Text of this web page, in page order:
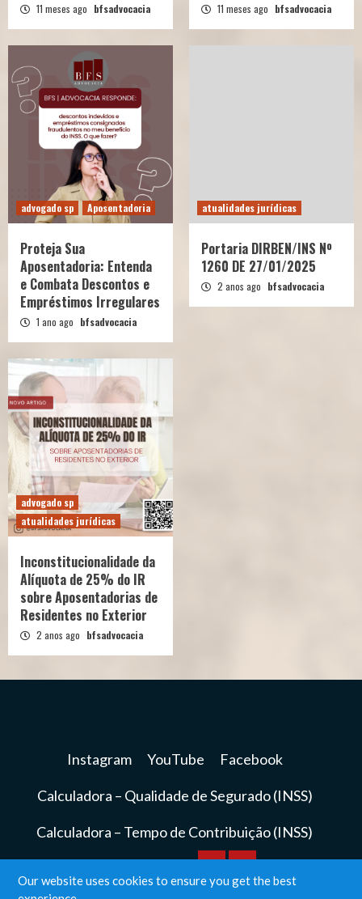
11 meses ago bfsadvocacia 11 meses ago bfsadvocacia
advogado sp Aposentadoria
Proteja Sua
Aposentadoria: Entenda
e Combata Descontos e
Empréstimos Irregulares
1 ano ago bfsadvocacia
atualidades jurídicas
Portaria DIRBEN/INS Nº
1260 DE 27/01/2025
2 anos ago bfsadvocacia
advogado sp
atualidades jurídicas
Inconstitucionalidade da
Alíquota de 25% do IR
sobre Aposentadorias de
Residentes no Exterior
2 anos ago bfsadvocacia
Instagram YouTube Facebook
Calculadora – Qualidade de Segurado (INSS)
Calculadora – Tempo de Contribuição (INSS)
InstagramYouTubeFacebook
CalculadoraCalculadora
Our website uses cookies to ensure you get the best